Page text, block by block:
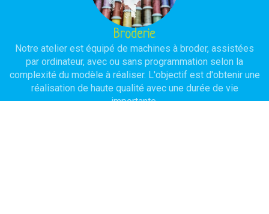
Broderie
Notre atelier est équipé de machines à broder, assistées
par ordinateur, avec ou sans programmation selon la
complexité du modèle à réaliser. L'objectif est d'obtenir une
réalisation de haute qualité avec une durée de vie
importante.